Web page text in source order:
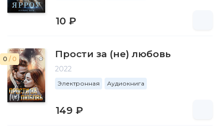
10 ₽
0 / 0 Прости за (не) любовь
2022
Электронная Аудиокнига
149 ₽